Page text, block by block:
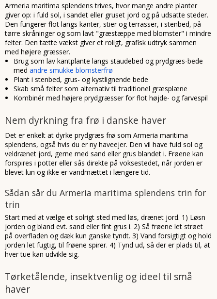
Armeria maritima splendens trives, hvor mange andre planter
giver op: i fuld sol, i sandet eller gruset jord og på udsatte steder.
Den fungerer flot langs kanter, stier og terrasser, i stenbed, på
tørre skråninger og som lavt "græstæppe med blomster" i mindre
felter. Den tætte vækst giver et roligt, grafisk udtryk sammen
med højere græsser.
Brug som lav kantplante langs staudebed og prydgræs-bede
med andre smukke blomsterfrø
Plant i stenbed, grus- og kystlignende bede
Skab små felter som alternativ til traditionel græsplæne
Kombinér med højere prydgræsser for flot højde- og farvespil
Nem dyrkning fra frø i danske haver
Det er enkelt at dyrke prydgræs frø som Armeria maritima
splendens, også hvis du er ny haveejer. Den vil have fuld sol og
veldrænet jord, gerne med sand eller grus blandet i. Frøene kan
forspires i potter eller sås direkte på voksestedet, når jorden er
blevet lun og ikke er vandmættet i længere tid.
Sådan sår du Armeria maritima splendens trin for
trin
Start med at vælge et solrigt sted med løs, drænet jord. 1) Løsn
jorden og bland evt. sand eller fint grus i. 2) Så frøene let strøet
på overfladen og dæk kun ganske tyndt. 3) Vand forsigtigt og hold
jorden let fugtig, til frøene spirer. 4) Tynd ud, så der er plads til, at
hver tue kan udvikle sig.
Tørketålende, insektvenlig og ideel til små
haver